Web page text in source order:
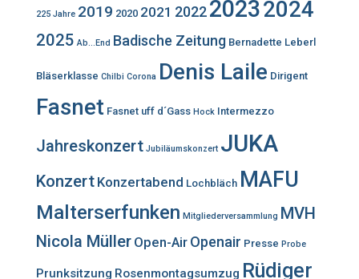
225 Jahre 2019 2020 2021 202220232024
2025 Ab...End Badische Zeitung Bernadette Leberl
Bläserklasse Chilbi Corona Denis Laile Dirigent
Fasnet Fasnet uff d´Gass Hock Intermezzo
Jahreskonzert Jubiläumskonzert JUKA
Konzert Konzertabend Lochbläch MAFU
Malterserfunken Mitgliederversammlung MVH
Nicola Müller Open-Air Openair Presse Probe
Prunksitzung Rosenmontagsumzug Rüdiger